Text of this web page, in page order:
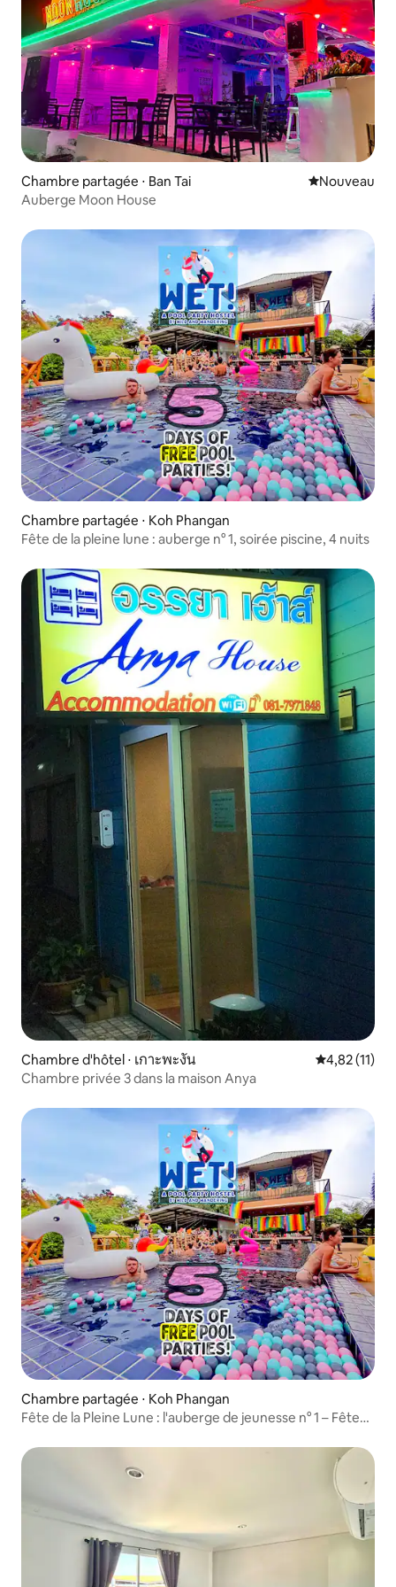
Chambre partagée ⋅ Ban Tai Nouvel
Nouveau
Auberge Moon House
Chambre partagée ⋅ Koh Phangan
Fête de la pleine lune : auberge n° 1, soirée piscine, 4 nuits
Chambre d'hôtel ⋅ เกาะพะงัน Évaluation
4,82 (11)
Chambre privée 3 dans la maison Anya
Chambre partagée ⋅ Koh Phangan
Fête de la Pleine Lune : l'auberge de jeunesse n° 1 – Fête